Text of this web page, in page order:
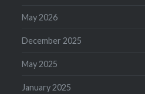
May 2026
December 2025
May 2025
January 2025